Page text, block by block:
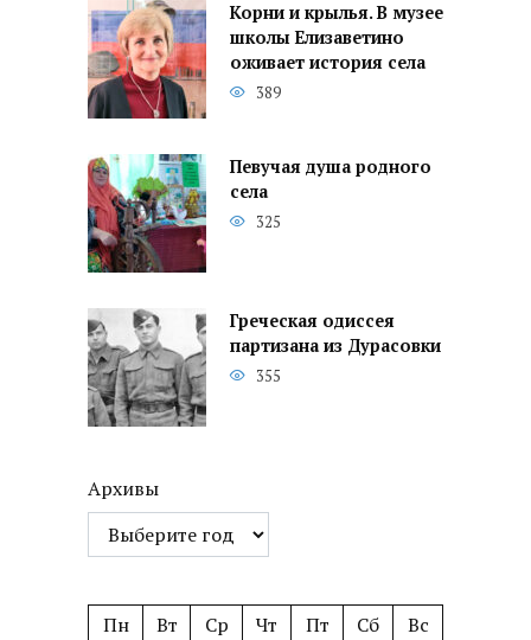
Корни и крылья. В музее
школы Елизаветино
оживает история села
389
Певучая душа родного
села
325
Греческая одиссея
партизана из Дурасовки
355
Архивы
Пн Вт Ср Чт Пт Сб
Вс